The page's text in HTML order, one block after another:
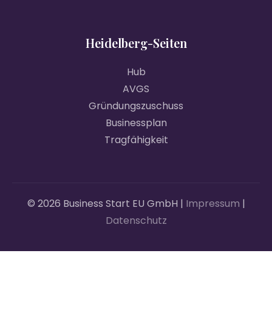
Heidelberg-Seiten
Hub
AVGS
Gründungszuschuss
Businessplan
Tragfähigkeit
© 2026 Business Start EU GmbH | Impressum |
Datenschutz